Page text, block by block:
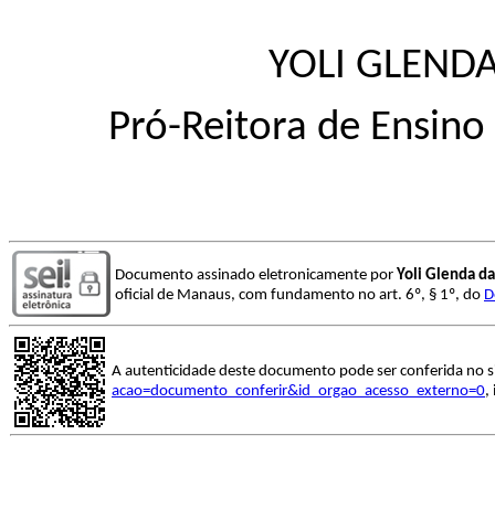
YOLI
Pró-Reitora de
Documento assinado eletronicamente por Yoli Glenda
oficial de Manaus, com fundamento no art. 6º, § 1º, do
A autenticidade deste documento pode ser conferida no
acao=documento_conferir&id_orgao_acesso_externo=0,